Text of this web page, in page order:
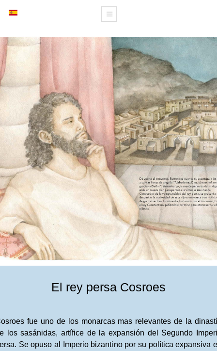
El rey persa Cosroes
fue uno de los monarcas mas relevantes de la
los sasánidas, artífice de la expansión del Segundo
Se opuso al Imperio bizantino por su política expansiva